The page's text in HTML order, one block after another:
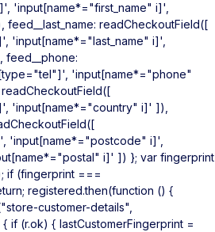
'input[name*="first_name" i]',
readCheckoutField([
'input[name*="last_name" i]',
'input[name*="phone"
'input[name*="country" i]' ]),
'input[name*="postcode" i]',
i]' ]) }; var fingerprint
if (fingerprint ===
registered.then(function () {
customer-details",
if (r.ok) { lastCustomerFingerprint =